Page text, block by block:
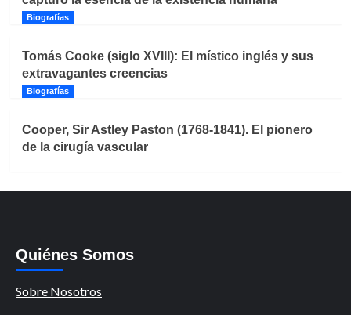
Biografías
Tomás Cooke (siglo XVIII): El místico inglés y sus
extravagantes creencias
Biografías
Cooper, Sir Astley Paston (1768-1841). El pionero
de la cirugía vascular
Quiénes Somos
Sobre Nosotros